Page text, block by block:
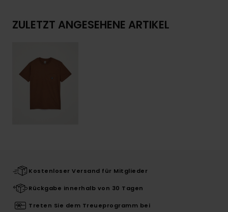
ZULETZT ANGESEHENE ARTIKEL
Kostenloser Versand für Mitglieder
Rückgabe innerhalb von 30 Tagen
Treten Sie dem Treueprogramm bei